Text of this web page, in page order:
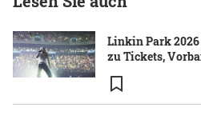
Linkin Park
zu Tickets,